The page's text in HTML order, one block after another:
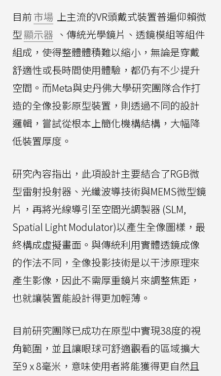
目前市場 上主流的VR頭戴式裝置普遍仰賴微
型 顯示器 、傳統光學鏡片、透鏡模組等組件
組成，使得整體體積難以縮小，無論是穿戴
舒適性或長時間使用體驗，都仍有不少提升
空間。而Meta與史丹佛大學研究團隊合作打
造的全像投影原型裝置，則透過不同的設計
邏輯，嘗試從根本上簡化機構結構，大幅降
低裝置厚度。
研究內容指出，此項設計主要結合了RGB微
型雷射投射器、光纖波導技術與MEMS微型鏡
片，再將光線導引至空間光調製器 (SLM,
Spatial Light Modulator)以產生全像圖樣，最
終構成虛擬畫面。與傳統利用實體透鏡成像
的作法不同，全像投影技術是以干涉原理來
產生影像，因此不需厚重鏡片來調整焦距，
也就讓裝置能設計得更加輕薄。
目前研究團隊已成功在原型中實現38度的視
角範圍，並且讓眼球可舒適觀看的區域擴大
至9 x 8毫米，意味使用者將能獲得更自然且